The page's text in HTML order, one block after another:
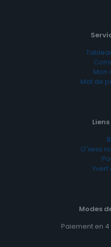
Mon
Mot de
O'xess
Yvert
Modes
Paiement en